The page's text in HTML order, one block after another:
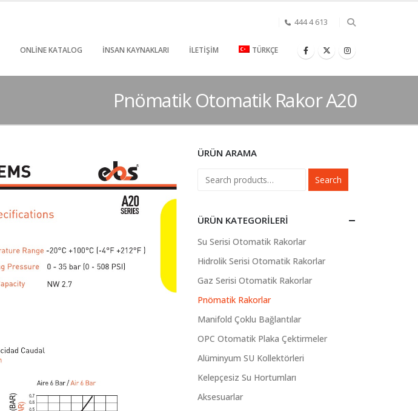
444 4 613
ONLINE KATALOG İNSAN KAYNAKLARI İLETIŞIM TÜRKÇE
Pnömatik Otomatik Rakor A20
ÜRÜN ARAMA
Search
ÜRÜN KATEGORILERI
Su Serisi Otomatik Rakorlar
Hidrolik Serisi Otomatik Rakorlar
Gaz Serisi Otomatik Rakorlar
Pnömatik Rakorlar
Manifold Çoklu Bağlantılar
OPC Otomatik Plaka Çektirmeler
Alüminyum SU Kollektörleri
Kelepçesiz Su Hortumları
Aksesuarlar